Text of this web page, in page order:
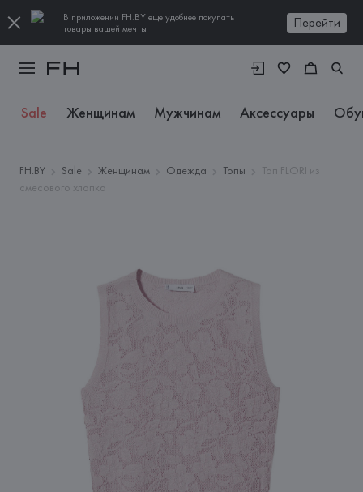
В приложении FH.BY еще удобнее покупать
товары вашей мечты
Перейти
Sale Женщинам Мужчинам Аксессуары
FH.BY Sale Женщинам Одежда Топы
Топ FLORI из
смесового хлопка